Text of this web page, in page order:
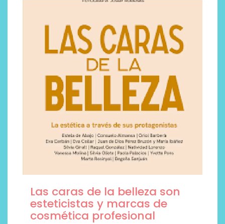
Las caras de la belleza son
esteticistas y marcas de
cosmética profesional